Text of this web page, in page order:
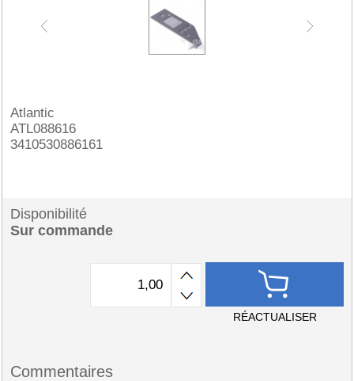
Atlantic
ATL088616
3410530886161
Disponibilité
Sur commande
RÉACTUALISER
Commentaires